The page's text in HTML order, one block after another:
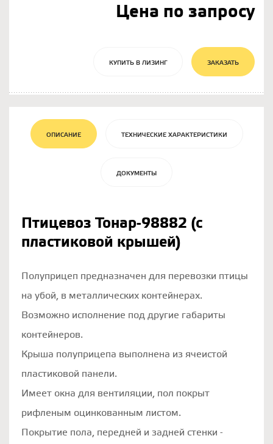
Цена по запросу
КУПИТЬ В ЛИЗИНГ ЗАКАЗАТЬ
ОПИСАНИЕ ТЕХНИЧЕСКИЕ ХАРАКТЕРИСТИКИ
ДОКУМЕНТЫ
Птицевоз Тонар-98882 (с
пластиковой крышей)
Полуприцеп предназначен для перевозки птицы
на убой, в металлических контейнерах.
Возможно исполнение под другие габариты
контейнеров.
Крыша полуприцепа выполнена из ячеистой
пластиковой панели.
Имеет окна для вентиляции, пол покрыт
рифленым оцинкованным листом.
Покрытие пола, передней и задней стенки -